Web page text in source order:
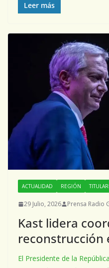
Leer más
ACTUALIDAD REGIÓN
29 Julio, 2026 Prensa Radio
Kast lidera
reconstrucción
El Presidente de la